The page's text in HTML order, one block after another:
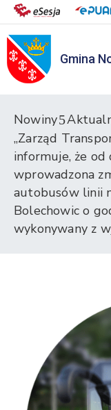
Gmina
Liceum
Sportowe
Samorządowe
w
Nowinach
Szkoła
Podstawowa
w
Zespół
Placówek
Oświatowych
Nowiny
„Zarząd
informuje, że od
wprowadzona
autobusów linii
Bolechowic o
wykonywany z